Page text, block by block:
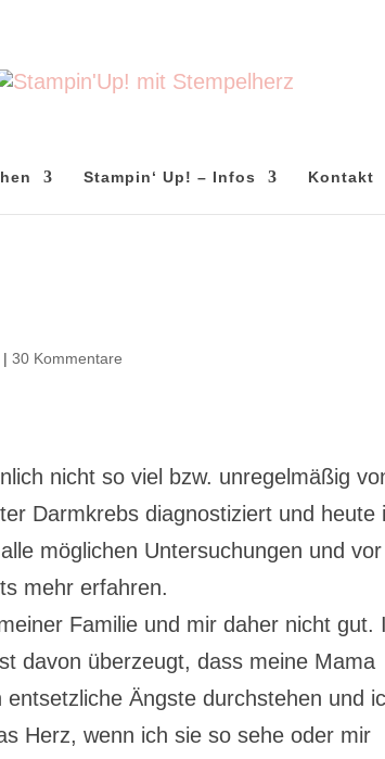
Stampin‘ Up! – Infos Kontakt
|30 Kommentare
nicht so viel bzw. unregelmäßig
Darmkrebs diagnostiziert und heute
möglichen Untersuchungen und vor
mehr erfahren.
Familie und mir daher nicht gut.
davon überzeugt, dass meine Mama
Ängste durchstehen und
Herz, wenn ich sie so sehe oder mir